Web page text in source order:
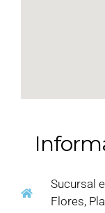
Sucursal
Flores,